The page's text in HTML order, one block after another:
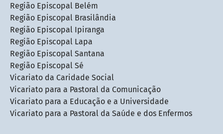
Região Episcopal Belém
Região Episcopal Brasilândia
Região Episcopal Ipiranga
Região Episcopal Lapa
Região Episcopal Santana
Região Episcopal Sé
Vicariato da Caridade Social
Vicariato para a Pastoral da Comunicação
Vicariato para a Educação e a Universidade
Vicariato para a Pastoral da Saúde e dos Enfermos